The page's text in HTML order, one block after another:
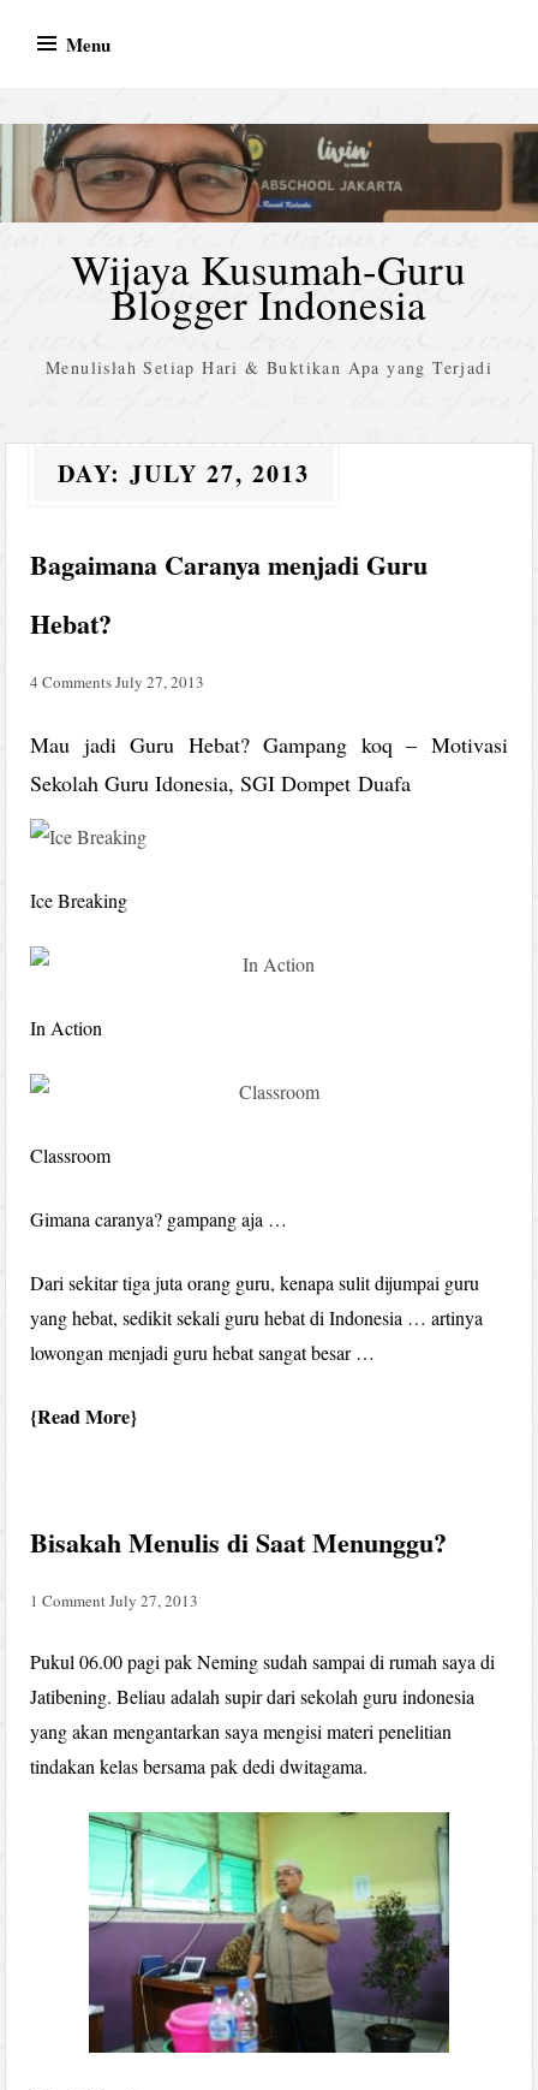
Menu
Wijaya Kusumah-Guru
Blogger Indonesia
Menulislah Setiap Hari & Buktikan Apa yang Terjadi
DAY:JULY 27, 2013
Bagaimana Caranya menjadi Guru
Hebat?
4 CommentsJuly 27, 2013
Mau jadi Guru Hebat? Gampang koq – Motivasi
Sekolah Guru Idonesia, SGI Dompet Duafa
Ice Breaking
In Action
Classroom
Gimana caranya? gampang aja …
Dari sekitar tiga juta orang guru, kenapa sulit dijumpai guru
yang hebat, sedikit sekali guru hebat di Indonesia … artinya
lowongan menjadi guru hebat sangat besar …
Read More
Bisakah Menulis di Saat Menunggu?
1 CommentJuly 27, 2013
Pukul 06.00 pagi pak Neming sudah sampai di rumah saya di
Jatibening. Beliau adalah supir dari sekolah guru indonesia
yang akan mengantarkan saya mengisi materi penelitian
tindakan kelas bersama pak dedi dwitagama.